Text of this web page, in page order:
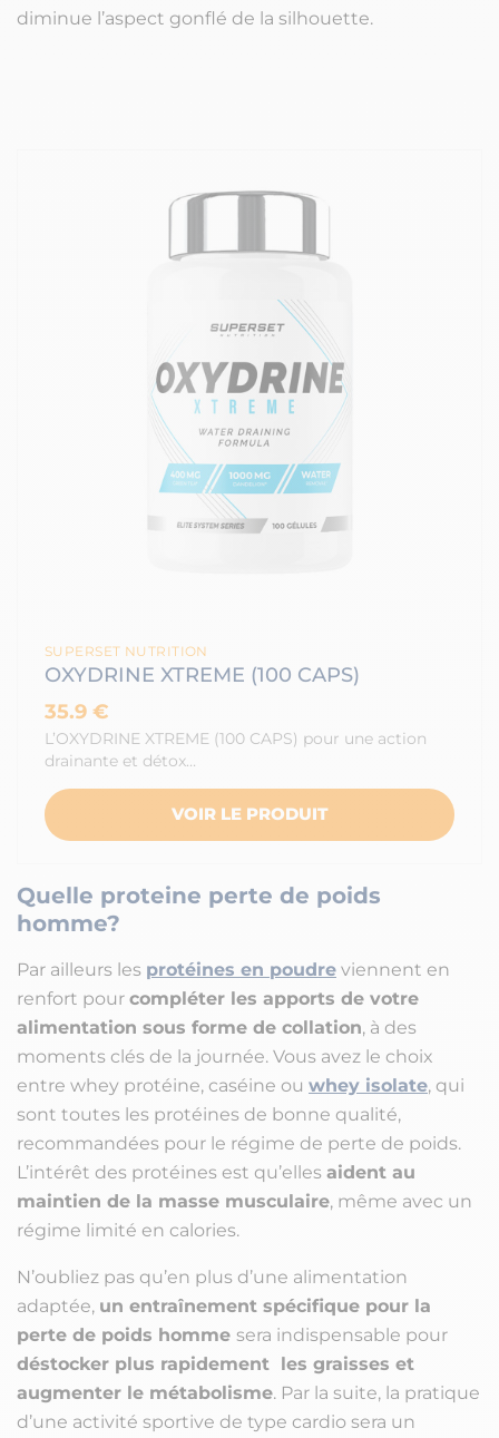
diminue l’aspect gonflé de la silhouette.
SUPERSET NUTRITION
OXYDRINE XTREME (100 CAPS)
35.9 €
L’OXYDRINE XTREME (100 CAPS) pour une action
drainante et détox…
VOIR LE PRODUIT
Quelle proteine perte de poids
homme?
Par ailleurs les protéines en poudre viennent en
renfort pour compléter les apports de votre
alimentation sous forme de collation, à des
moments clés de la journée. Vous avez le choix
entre whey protéine, caséine ou whey isolate, qui
sont toutes les protéines de bonne qualité,
recommandées pour le régime de perte de poids.
L’intérêt des protéines est qu’elles aident au
maintien de la masse musculaire, même avec un
régime limité en calories.
N’oubliez pas qu’en plus d’une alimentation
adaptée, un entraînement spécifique pour la
perte de poids homme sera indispensable pour
déstocker plus rapidement les graisses et
augmenter le métabolisme. Par la suite, la pratique
d’une activité sportive de type cardio sera un